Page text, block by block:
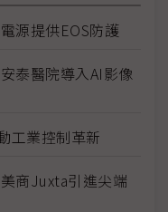
源提供EOS防護
泰醫院導入AI影像
工業控制革新
商Juxta引進尖端